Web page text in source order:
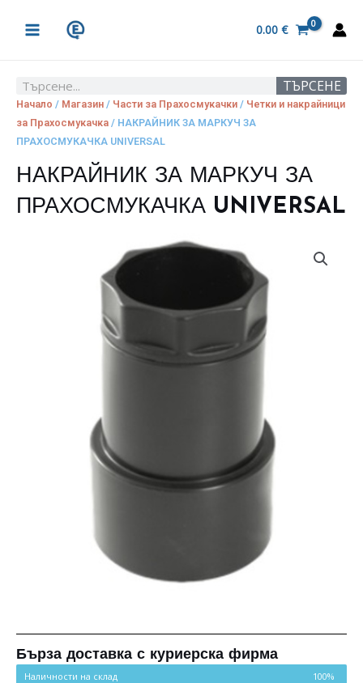
MENU
0.00 €
Search ТЪРСЕНЕ
Начало / Магазин / Части за Прахосмукачки / Четки и накрайници
за Прахосмукачка / НАКРАЙНИК ЗА МАРКУЧ ЗА
ПРАХОСМУКАЧКА UNIVERSAL
НАКРАЙНИК ЗА МАРКУЧ ЗА
ПРАХОСМУКАЧКА UNIVERSAL
Бърза доставка с куриерска фирма
Наличности на склад 100%